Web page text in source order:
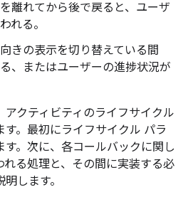
離れてから後で戻ると、ユーザ
れる。
きの表示を切り替えている間
、またはユーザーの進捗状況が
アクティビティのライフサイクル
。最初にライフサイクル パラ
。次に、各コールバックに関し
る処理と、その間に実装する必
します。